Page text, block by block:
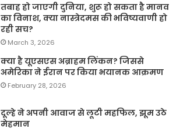
तबाह हो जाएगी दुनिया, शुरू हो सकता है मानव
का विनाश, क्या नास्त्रेदमस की भविष्यवाणी हो
रही सच?
March 3, 2026
क्या है यूएसएस अब्राहम लिंकन? जिससे
अमेरिका ने ईरान पर किया भयानक आक्रमण
February 28, 2026
दूल्हे ने अपनी आवाज से लूटी महफिल, झूम उठे
मेहमान